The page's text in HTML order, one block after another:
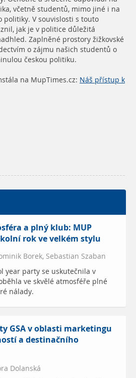
včetně studentů, mimo jiné i na
V souvislosti s touto
jak je v politice důležitá
Zaplněné prostory žižkovské
o zájmu našich studentů o
českou politiku.
na MupTimes.cz: Náš přístup k
a plný klub: MUP
rok ve velkém stylu
Borek, Sebastian Szaban
year party se uskutečnila v
ve skvělé atmosféře plné
nálady.
GSA v oblasti marketingu
a destinačního
Dolanská